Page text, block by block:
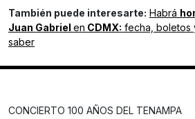
También puede interesarte: Habrá
Juan Gabriel en CDMX: fecha, boletos
saber
CONCIERTO 100 AÑOS DEL TENAMPA